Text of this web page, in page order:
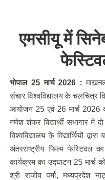
एमसीयू में
भोपाल 25 मार्च 2026 :
संचार विश्वविद्यालय के चलचित्र
आयोजन 25 एवं 26 मार्च 2026
गणेश शंकर विद्यार्थी सभागार
विश्वविद्यालय के विद्यार्थियों
अंतरराष्ट्रीय फिल्म फेस्टिवल
कार्यक्रम का उद्घाटन 25 मार्च
श्री राजीव वर्मा, मध्यप्रदेश